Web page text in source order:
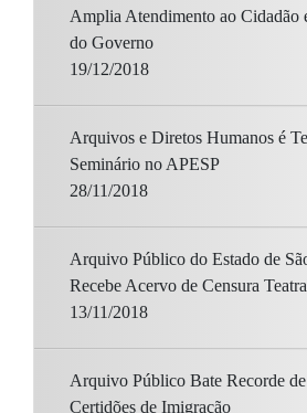
Amplia Atendimento ao Cidadão
do Governo
19/12/2018
Arquivos e Diretos Humanos é
Seminário no APESP
28/11/2018
Arquivo Público do Estado de
Recebe Acervo de Censura
13/11/2018
Arquivo Público Bate Recorde
Certidões de Imigração